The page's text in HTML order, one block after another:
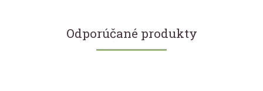
Odporúčané produkty